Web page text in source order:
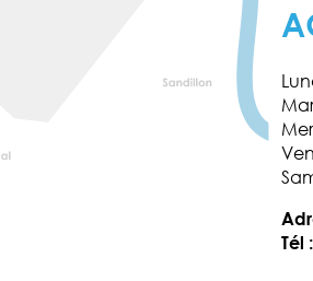
Tél :